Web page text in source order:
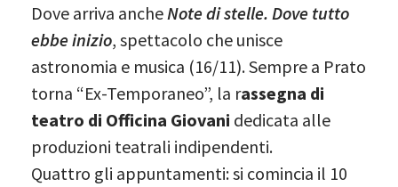
Dove arriva anche Note di stelle. Dove tutto
ebbe inizio, spettacolo che unisce
astronomia e musica (16/11). Sempre a Prato
torna “Ex-Temporaneo”, la rassegna di
teatro di Officina Giovani dedicata alle
produzioni teatrali indipendenti.
Quattro gli appuntamenti: si comincia il 10